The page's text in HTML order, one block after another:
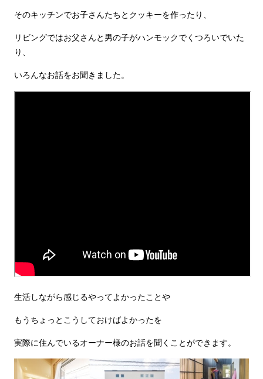
そのキッチンでお子さんたちとクッキーを作ったり、
リビングではお父さんと男の子がハンモックでくつろいでいた
り、
いろんなお話をお聞きました。
生活しながら感じるやってよかったことや
もうちょっとこうしておけばよかったを
実際に住んでいるオーナー様のお話を聞くことができます。